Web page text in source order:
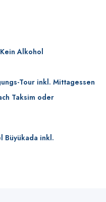
Alkohol
Tour inkl. Mittagessen
Taksim oder
Büyükada inkl.